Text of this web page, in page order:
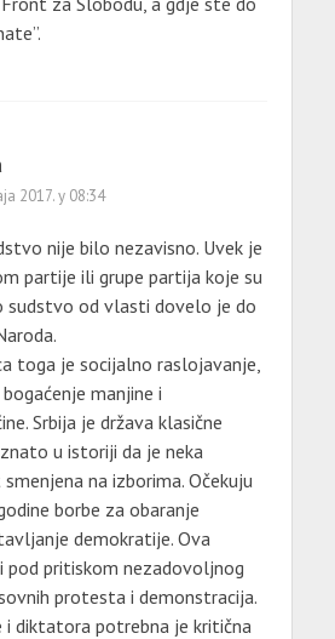
2017. у 08:34
nije bilo nezavisno. Uvek je
partije ili grupe partija koje su
sudstvo od vlasti dovelo je do
toga je socijalno raslojavanje,
manjine i
Srbija je država klasične
u istoriji da je neka
na izborima. Očekuju
borbe za obaranje
demokratije. Ova
pod pritiskom nezadovoljnog
protesta i demonstracija.
i diktatora potrebna je kritična